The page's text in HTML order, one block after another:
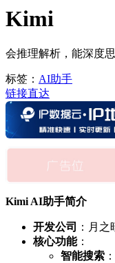
Kimi
会推理解析，能深度
标签： AI助手
链接直达
Kimi AI助手简介
开发公司
：月
核心功能：
智能搜索